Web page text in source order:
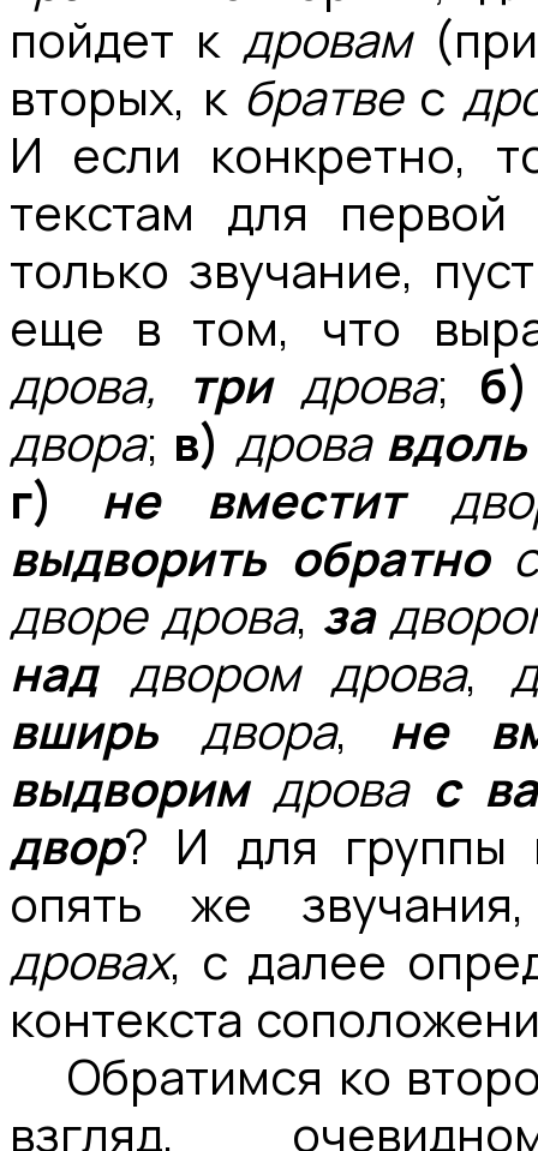
пойдет к дровам
вторых, к братвес
И если конкретно,
текстам для
только звучание,
еще в том, что
дрова,
тридрова; б)
двора; в) дрова вдоль
г)
не вместит
выдворить обратно
дворе дрова, за
наддвором дрова,
вширь двора, не
выдворимдрова с
двор? И для группы
опять же
дровах, с далее
контекста
Обратимся ко
взгляд,